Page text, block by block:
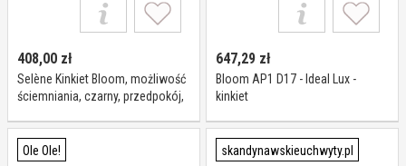
408,00 zł
Selène Kinkiet Bloom, możliwość
ściemniania, czarny, przedpokój,
647,29 zł
Bloom AP1 D17 - Ideal Lux -
kinkiet
Ole Ole! skandynawskieuchwyty.pl